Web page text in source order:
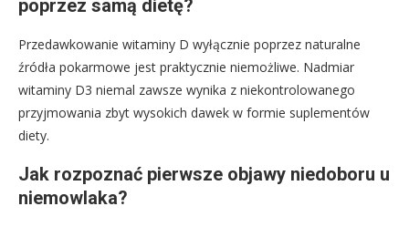
poprzez samą dietę?
Przedawkowanie witaminy D wyłącznie poprzez naturalne
źródła pokarmowe jest praktycznie niemożliwe. Nadmiar
witaminy D3 niemal zawsze wynika z niekontrolowanego
przyjmowania zbyt wysokich dawek w formie suplementów
diety.
Jak rozpoznać pierwsze objawy niedoboru u
niemowlaka?